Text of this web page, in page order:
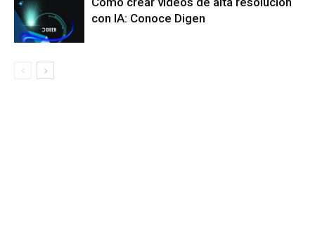
con IA: Conoce Digen